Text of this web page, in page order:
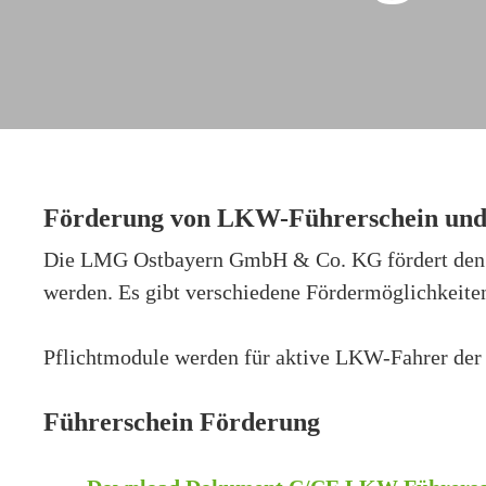
Förderung von LKW-Führerschein
Die LMG Ostbayern GmbH & Co. KG fördert
werden. Es gibt verschiedene
Pflichtmodule werden für aktive LKW-Fahrer
Führerschein Förderung